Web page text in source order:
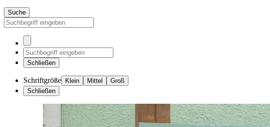
Suche
Schließen
Schriftgröße Klein Mittel
Groß
Schließen